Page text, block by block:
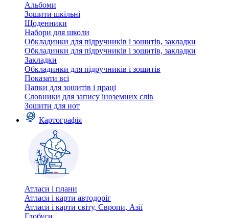
Альбоми
Зошити шкільні
Щоденники
Набори для школи
Обкладинки для підручників і зошитів, закладки
Обкладинки для підручників і зошитів, закладки
Закладки
Обкладинки для підручників і зошитів
Показати всі
Папки для зошитів і праці
Словники для запису іноземних слів
Зошити для нот
Картографія
Атласи і плани
Атласи і карти автодоріг
Атласи і карти світу, Європи, Азії
Глобуси